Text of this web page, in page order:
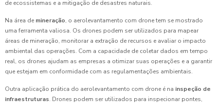
de ecossistemas e a mitigação de desastres naturais.
Na área de mineração, o aerolevantamento com drone tem se mostrado
uma ferramenta valiosa. Os drones podem ser utilizados para mapear
áreas de mineração, monitorar a extração de recursos e avaliar o impacto
ambiental das operações. Com a capacidade de coletar dados em tempo
real, os drones ajudam as empresas a otimizar suas operações e a garantir
que estejam em conformidade com as regulamentações ambientais.
Outra aplicação prática do aerolevantamento com drone é na inspeção de
infraestruturas. Drones podem ser utilizados para inspecionar pontes,